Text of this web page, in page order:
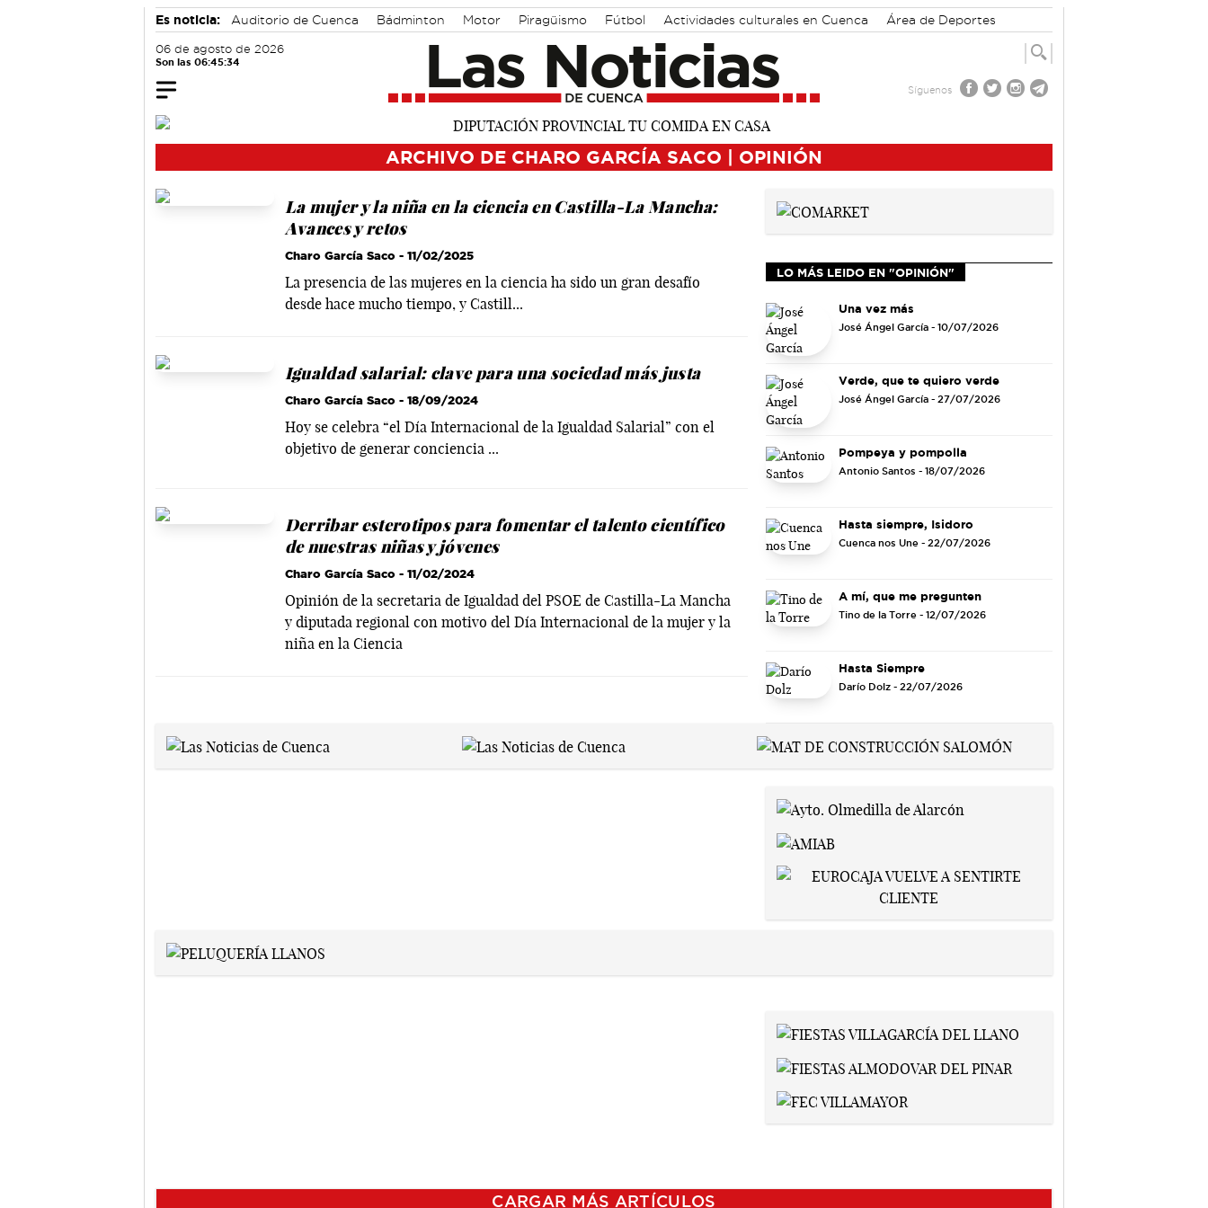
Es noticia: Auditorio de Cuenca Bádminton Motor Piragüismo Fútbol Actividades culturales en Cuenca Área de Deportes
06 de agosto de 2026
Son las 06:45:35
Síguenos
ARCHIVO DE CHARO GARCÍA SACO | OPINIÓN
La mujer y la niña en la ciencia en Castilla-La Mancha:
Avances y retos
Charo García Saco- 11/02/2025
La presencia de las mujeres en la ciencia ha sido un gran desafío
desde hace mucho tiempo, y Castill...
Igualdad salarial: clave para una sociedad más justa
Charo García Saco- 18/09/2024
Hoy se celebra “el Día Internacional de la Igualdad Salarial” con el
objetivo de generar conciencia ...
Derribar esterotipos para fomentar el talento científico
de nuestras niñas y jóvenes
Charo García Saco- 11/02/2024
Opinión de la secretaria de Igualdad del PSOE de Castilla-La Mancha
y diputada regional con motivo del Día Internacional de la mujer y la
niña en la Ciencia
LO MÁS LEIDO EN "OPINIÓN"
Una vez más
José Ángel García - 10/07/2026
Verde, que te quiero verde
José Ángel García - 27/07/2026
Pompeya y pompolla
Antonio Santos - 18/07/2026
Hasta siempre, Isidoro
Cuenca nos Une - 22/07/2026
A mí, que me pregunten
Tino de la Torre - 12/07/2026
Hasta Siempre
Darío Dolz - 22/07/2026
CARGAR MÁS ARTÍCULOS